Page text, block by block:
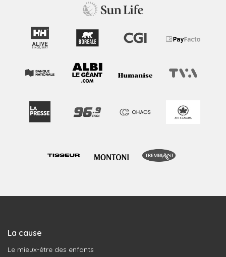
La cause
Le mieux-être des enfants